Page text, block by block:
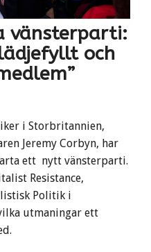
vänsterparti:
och
i Storbritannien,
Jeremy Corbyn, har
ett nytt vänsterparti.
Resistance,
Politik i
utmaningar ett